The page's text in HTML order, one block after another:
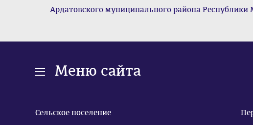
Ардатовского муниципального района Республики
Меню сайта
Сельское поселение